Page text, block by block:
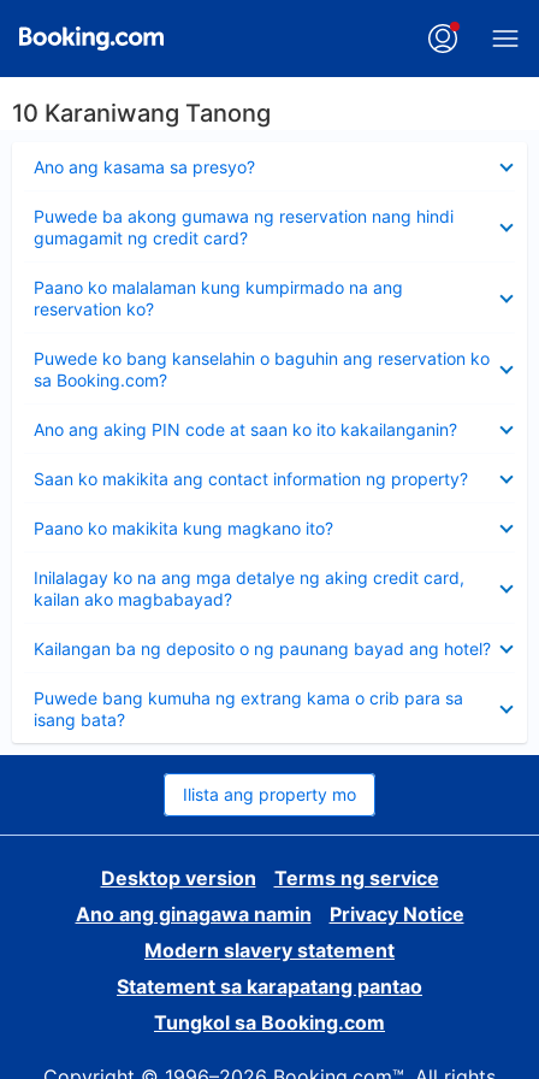
10 Karaniwang Tanong
Ano ang kasama sa presyo?
ang
Puwede ba akong gumawa ng reservation nang hindi
gumagamit ng credit card?
ang
sagot
Paano ko malalaman kung kumpirmado na ang
reservation ko?
ang
sagot
Puwede ko bang kanselahin o baguhin ang reservation ko
sa Booking.com?
ang
sagot
Ano ang aking PIN code at saan ko ito kakailanganin?
ang
Saan ko makikita ang contact information ng property?
ang
Paano ko makikita kung magkano ito?
ang
Inilalagay ko na ang mga detalye ng aking credit card,
kailan ako magbabayad?
ang
sagot
Kailangan ba ng deposito o ng paunang bayad ang hotel?
ang
Puwede bang kumuha ng extrang kama o crib para sa
isang bata?
ang
sagot
Ilista ang property mo
Desktop version
Terms ng service
Ano ang ginagawa namin
Privacy Notice
Modern slavery statement
Statement sa karapatang pantao
Tungkol sa Booking.com